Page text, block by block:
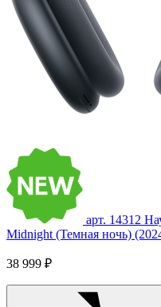
арт. 14312
Midnight (Темная ночь)
38 999 ₽